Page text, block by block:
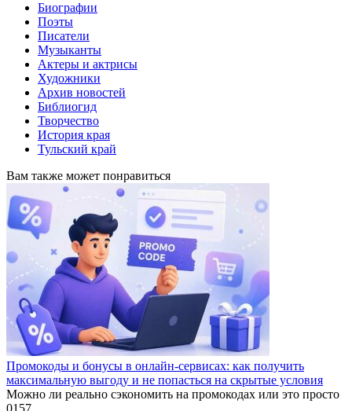
Биографии
Поэты
Писатели
Музыканты
Актеры и актрисы
Художники
Архив новостей
Библиогид
Творчество
История края
Тульский край
Вам также может понравиться
Промокоды и бонусы в онлайн-сервисах: как получить
максимальную выгоду и не попасться на скрытые условия
Можно ли реально сэкономить на промокодах или это просто
0157